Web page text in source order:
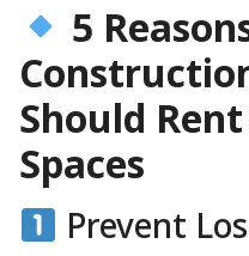
5
Should
Spaces
Prevent